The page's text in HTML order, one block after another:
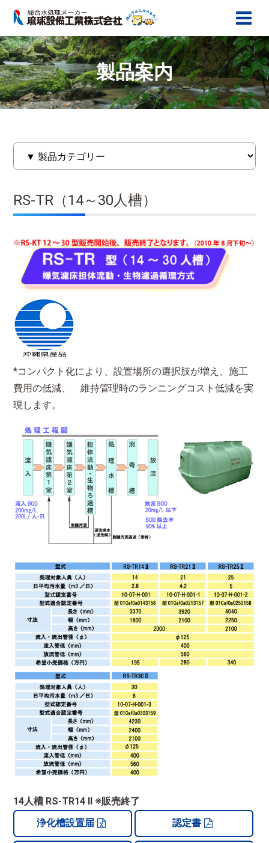
製品案内
RS-TR（14～30人槽）
*コンパクト化により、設置場所の選択肢が増え、施工
費用の低減、 維持管理時のランニングコスト低減を実
現します。
14人槽 RS-TR14 Ⅱ ※販売終了
浄化槽設置届
認定書